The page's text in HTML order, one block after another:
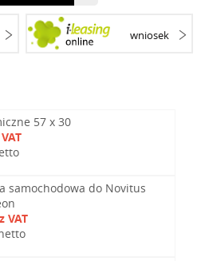
wniosek
57 x 30
samochodowa do Novitus
VAT